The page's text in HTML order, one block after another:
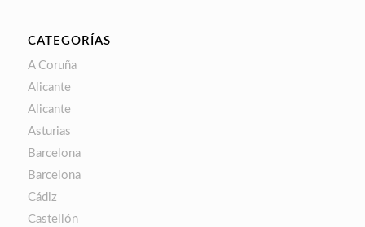
CATEGORÍAS
A Coruña
Alicante
Alicante
Asturias
Barcelona
Barcelona
Cádiz
Castellón